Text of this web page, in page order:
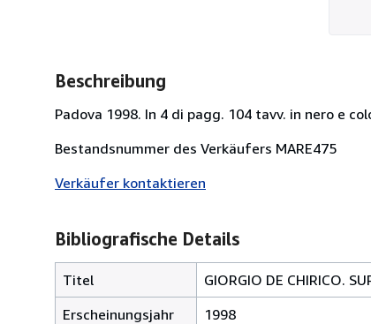
Beschreibung
Padova 1998. In 4 di pagg. 104 tavv. in nero e
Bestandsnummer des Verkäufers MARE475
Verkäufer kontaktieren
Bibliografische Details
Titel
GIORGIO DE CHIRICO.
Erscheinungsjahr
1998